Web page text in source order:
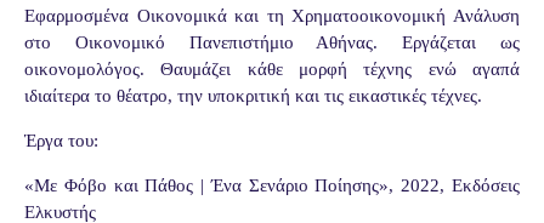
Εφαρμοσμένα Οικονομικά και τη Χρηματοοικονομική Ανάλυση
στο Οικονομικό Πανεπιστήμιο Αθήνας. Εργάζεται ως
οικονομολόγος. Θαυμάζει κάθε μορφή τέχνης ενώ αγαπά
ιδιαίτερα το θέατρο, την υποκριτική και τις εικαστικές τέχνες.
Έργα του:
«Με Φόβο και Πάθος | Ένα Σενάριο Ποίησης», 2022, Εκδόσεις
Ελκυστής